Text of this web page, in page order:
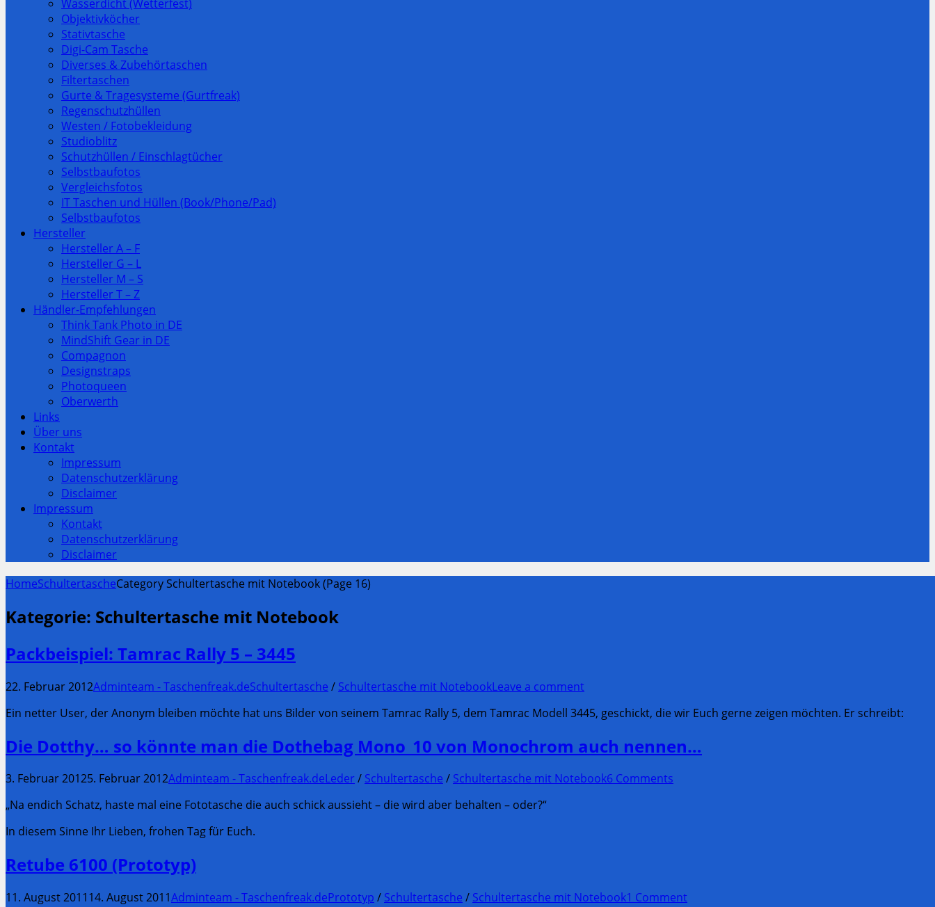
Wasserdicht (Wetterfest)
Objektivköcher
Stativtasche
Digi-Cam Tasche
Diverses & Zubehörtaschen
Filtertaschen
Gurte & Tragesysteme (Gurtfreak)
Regenschutzhüllen
Westen / Fotobekleidung
Studioblitz
Schutzhüllen / Einschlagtücher
Selbstbaufotos
Vergleichsfotos
IT Taschen und Hüllen (Book/Phone/Pad)
Selbstbaufotos
Hersteller
Hersteller A – F
Hersteller G – L
Hersteller M – S
Hersteller T – Z
Händler-Empfehlungen
Think Tank Photo in DE
MindShift Gear in DE
Compagnon
Designstraps
Photoqueen
Oberwerth
Links
Über uns
Kontakt
Impressum
Datenschutzerklärung
Disclaimer
Impressum
Kontakt
Datenschutzerklärung
Disclaimer
HomeSchultertascheCategory Schultertasche mit Notebook (Page 16)
Kategorie: Schultertasche mit Notebook
Packbeispiel: Tamrac Rally 5 – 3445
22. Februar 2012Adminteam - Taschenfreak.deSchultertasche / Schultertasche mit NotebookLeave a comment
Ein netter User, der Anonym bleiben möchte hat uns Bilder von seinem Tamrac Rally 5, dem Tamrac Modell 3445, geschickt, die wir Euch gerne zeigen möchten. Er schreibt:
Die Dotthy… so könnte man die Dothebag Mono_10 von Monochrom auch nennen…
3. Februar 20125. Februar 2012Adminteam - Taschenfreak.deLeder / Schultertasche / Schultertasche mit Notebook6 Comments
„Na endich Schatz, haste mal eine Fototasche die auch schick aussieht – die wird aber behalten – oder?“
In diesem Sinne Ihr Lieben, frohen Tag für Euch.
Retube 6100 (Prototyp)
11. August 201114. August 2011Adminteam - Taschenfreak.dePrototyp / Schultertasche / Schultertasche mit Notebook1 Comment